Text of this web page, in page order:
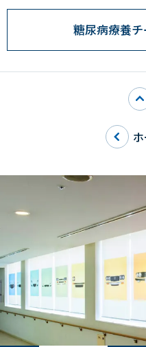
糖尿病療養